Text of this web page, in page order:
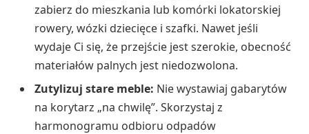
zabierz do mieszkania lub komórki lokatorskiej
rowery, wózki dziecięce i szafki. Nawet jeśli
wydaje Ci się, że przejście jest szerokie, obecność
materiałów palnych jest niedozwolona.
Zutylizuj stare meble: Nie wystawiaj gabarytów
na korytarz „na chwilę”. Skorzystaj z
harmonogramu odbioru odpadów